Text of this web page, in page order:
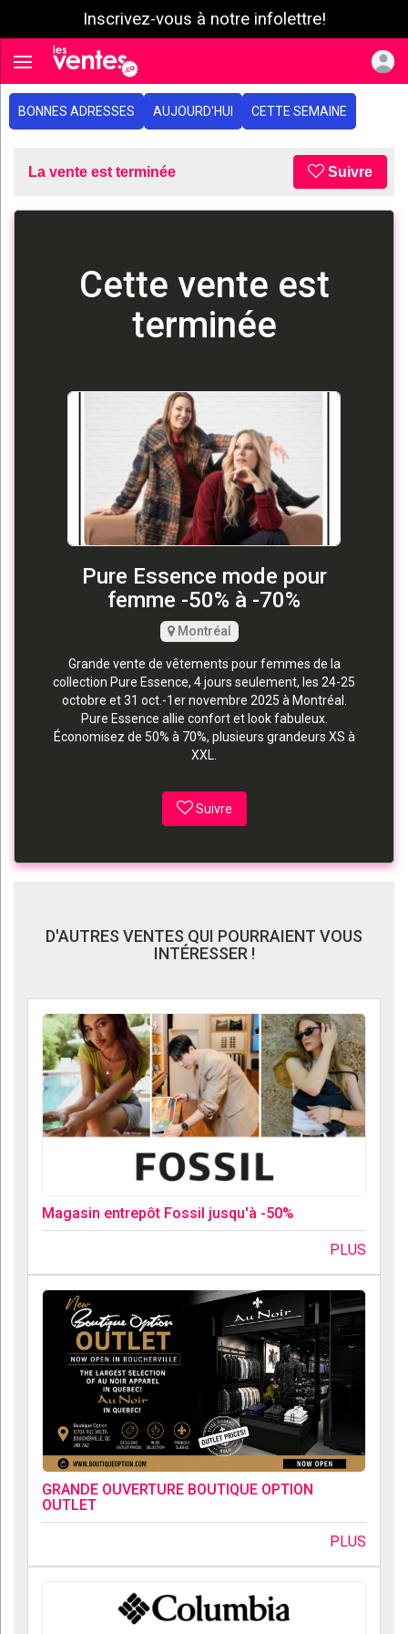
Inscrivez-vous à notre infolettre!
Toggle navigation
BONNES ADRESSES AUJOURD'HUI CETTE SEMAINE
La vente est terminée Suivre
Cette vente est
terminée
Pure Essence mode pour
femme -50% à -70%
Montréal
Grande vente de vêtements pour femmes de la
collection Pure Essence, 4 jours seulement, les 24-25
octobre et 31 oct.-1er novembre 2025 à Montréal.
Pure Essence allie confort et look fabuleux.
Économisez de 50% à 70%, plusieurs grandeurs XS à
XXL.
Suivre
D'AUTRES VENTES QUI POURRAIENT VOUS
INTÉRESSER !
Magasin entrepôt Fossil jusqu'à -50%
PLUS
GRANDE OUVERTURE BOUTIQUE OPTION
OUTLET
PLUS